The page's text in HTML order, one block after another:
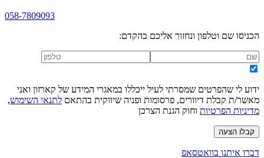
058-7809093
הכניסו שם וטלפון ונחזור אליכם בהקדם:
ידוע לי שהפרטים שמסרתי לעיל ייכללו במאגרי המידע של קארזון ואני
מאשר/ת קבלת דיוורים, פרסומות ופניה שיווקית בהתאם לתנאי השימוש,
מדיניות הפרטיות וחוק הגנת הצרכן
קבלו הצעה
דברו איתנו בוואטסאפ